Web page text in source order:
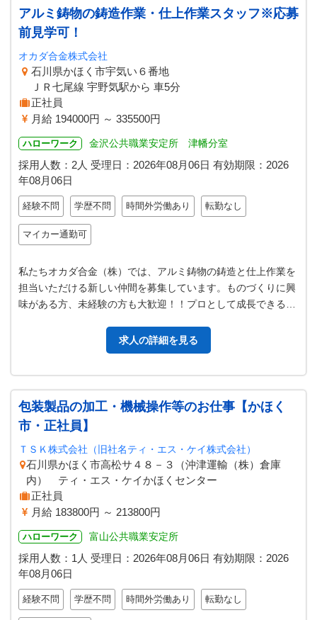
アルミ鋳物の鋳造作業・仕上作業スタッフ※応募
前見学可！
オカダ合金株式会社
石川県かほく市宇気い６番地
ＪＲ七尾線 宇野気駅から 車5分
正社員
月給 194000円 ～ 335500円
ハローワーク 金沢公共職業安定所 津幡分室
採用人数：2人 受理日： 2026年08月06日 有効期限： 2026
年08月06日
経験不問 学歴不問 時間外労働あり 転勤なし
マイカー通勤可
私たちオカダ合金（株）では、アルミ鋳物の鋳造と仕上作業を
担当いただける新しい仲間を募集しています。ものづくりに興
味がある方、未経験の方も大歓迎！！プロとして成長できる職
求人の詳細を見る
包装製品の加工・機械操作等のお仕事【かほく
市・正社員】
ＴＳＫ株式会社（旧社名ティ・エス・ケイ株式会社）
石川県かほく市高松サ４８－３（沖津運輸（株）倉庫
内） ティ・エス・ケイかほくセンター
正社員
月給 183800円 ～ 213800円
ハローワーク 富山公共職業安定所
採用人数：1人 受理日： 2026年08月06日 有効期限： 2026
年08月06日
経験不問 学歴不問 時間外労働あり 転勤なし